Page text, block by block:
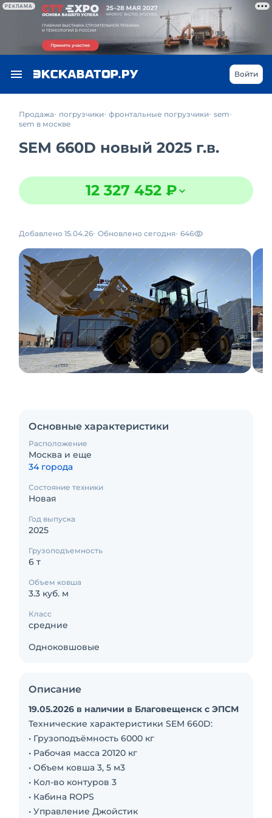
РЕКЛАМА
Войти
Продажа погрузчики фронтальные погрузчики sem
sem в москве
SEM 660D новый 2025 г.в.
12 327 452 ₽
Добавлено 15.04.26 Обновлено сегодня 646
Основные характеристики
Расположение
Москва и еще
34 города
Состояние техники
Новая
Год выпуска
2025
Грузоподъемность
6 т
Объем ковша
3.3 куб. м
Класс
средние
Одноковшовые
Описание
19.05.2026 в наличии в Благовещенск с ЭПСМ
Технические характеристики SEM 660D:
• Грузоподъёмность 6000 кг
• Рабочая масса 20120 кг
• Объем ковша 3, 5 м3
• Кол-во контуров 3
• Кабина ROPS
• Управление Джойстик